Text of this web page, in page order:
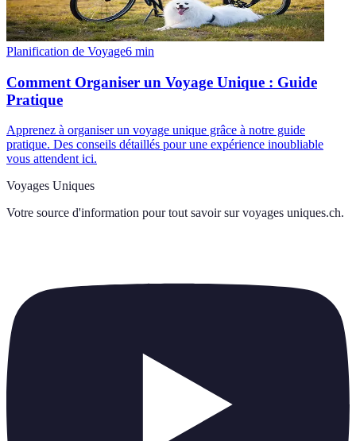
Planification de Voyage6 min
Comment Organiser un Voyage Unique : Guide
Pratique
Apprenez à organiser un voyage unique grâce à notre guide
pratique. Des conseils détaillés pour une expérience inoubliable
vous attendent ici.
Voyages Uniques
Votre source d'information pour tout savoir sur voyages uniques.ch.